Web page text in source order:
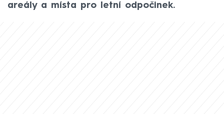
areály a místa pro letní odpočinek.